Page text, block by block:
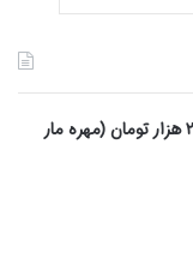
خرید مهره مار اصل فقط ۲۰ هزار تومان (مهره مار